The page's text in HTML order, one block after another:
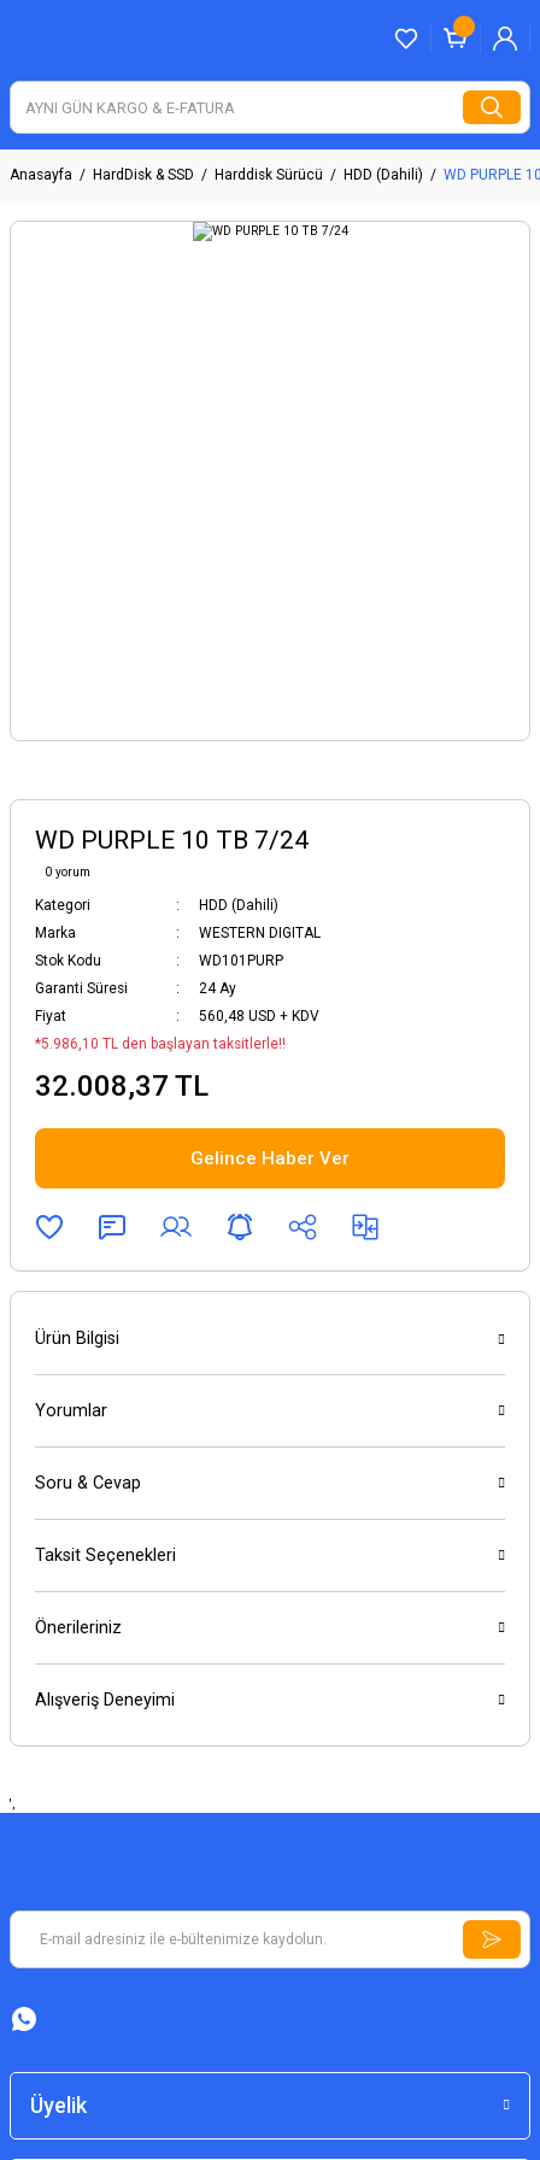
Anasayfa HardDisk & SSD Harddisk Sürücü HDD (Dahili) WD PURPLE
WD PURPLE 10 TB 7/24
0 yorum
Kategori
HDD (Dahili)
Marka
WESTERN DIGITAL
Stok Kodu
WD101PURP
Garanti Süresi
24 Ay
Fiyat
560,48 USD + KDV
*5.986,10 TL den başlayan taksitlerle!!
32.008,37 TL
Gelince Haber Ver
Ürün Bilgisi
Yorumlar
Soru & Cevap
Taksit Seçenekleri
Önerileriniz
Alışveriş Deneyimi
',
Üyelik